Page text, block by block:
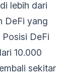
lebih dari
DeFi yang
DeFi
10.000
sekitar